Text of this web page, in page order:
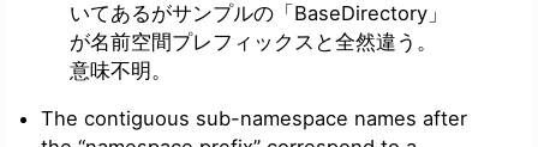
いてあるがサンプルの「BaseDirectory」
が名前空間プレフィックスと全然違う。
意味不明。
The contiguous sub-namespace names after